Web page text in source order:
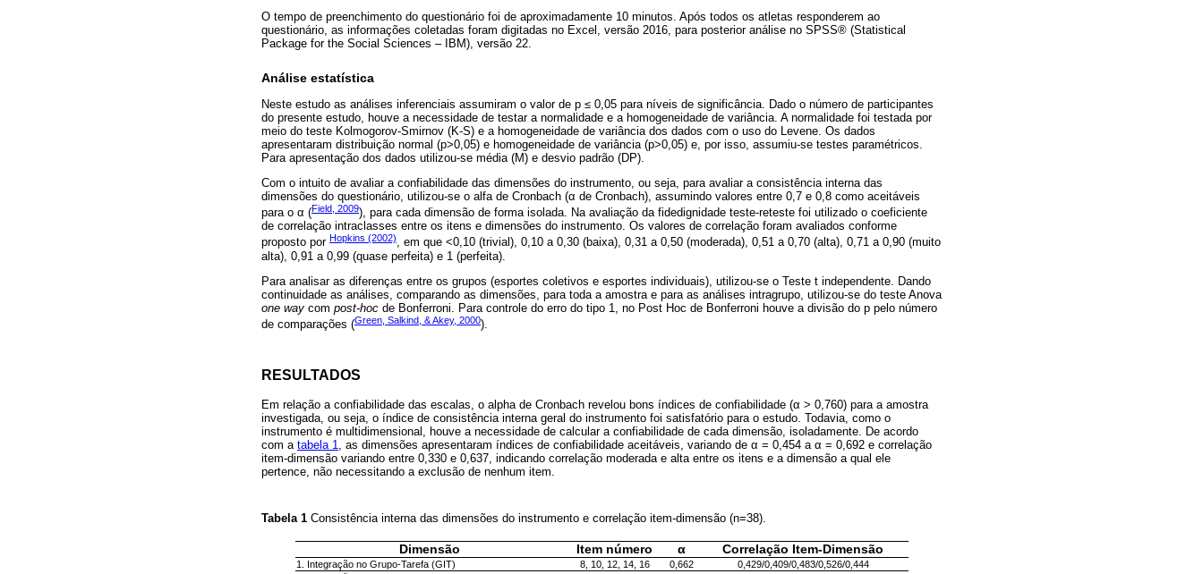
O tempo de preenchimento do questionário foi de aproximadamente 10 minutos. Após todos os atletas responderem ao
questionário, as informações coletadas foram digitadas no Excel, versão 2016, para posterior análise no SPSS® (Statistical
Package for the Social Sciences – IBM), versão 22.
Análise estatística
Neste estudo as análises inferenciais assumiram o valor de p ≤ 0,05 para níveis de significância. Dado o número de participantes
do presente estudo, houve a necessidade de testar a normalidade e a homogeneidade de variância. A normalidade foi testada por
meio do teste Kolmogorov-Smirnov (K-S) e a homogeneidade de variância dos dados com o uso do Levene. Os dados
apresentaram distribuição normal (p>0,05) e homogeneidade de variância (p>0,05) e, por isso, assumiu-se testes paramétricos.
Para apresentação dos dados utilizou-se média (M) e desvio padrão (DP).
Com o intuito de avaliar a confiabilidade das dimensões do instrumento, ou seja, para avaliar a consistência interna das
dimensões do questionário, utilizou-se o alfa de Cronbach (α de Cronbach), assumindo valores entre 0,7 e 0,8 como aceitáveis
para o α (Field, 2009), para cada dimensão de forma isolada. Na avaliação da fidedignidade teste-reteste foi utilizado o coeficiente
de correlação intraclasses entre os itens e dimensões do instrumento. Os valores de correlação foram avaliados conforme
proposto por Hopkins (2002), em que <0,10 (trivial), 0,10 a 0,30 (baixa), 0,31 a 0,50 (moderada), 0,51 a 0,70 (alta), 0,71 a 0,90 (muito
alta), 0,91 a 0,99 (quase perfeita) e 1 (perfeita).
Para analisar as diferenças entre os grupos (esportes coletivos e esportes individuais), utilizou-se o Teste t independente. Dando
continuidade as análises, comparando as dimensões, para toda a amostra e para as análises intragrupo, utilizou-se do teste Anova
one way com post-hoc de Bonferroni. Para controle do erro do tipo 1, no Post Hoc de Bonferroni houve a divisão do p pelo número
de comparações (Green, Salkind, & Akey, 2000).
RESULTADOS
Em relação a confiabilidade das escalas, o alpha de Cronbach revelou bons índices de confiabilidade (α > 0,760) para a amostra
investigada, ou seja, o índice de consistência interna geral do instrumento foi satisfatório para o estudo. Todavia, como o
instrumento é multidimensional, houve a necessidade de calcular a confiabilidade de cada dimensão, isoladamente. De acordo
com a tabela 1, as dimensões apresentaram índices de confiabilidade aceitáveis, variando de α = 0,454 a α = 0,692 e correlação
item-dimensão variando entre 0,330 e 0,637, indicando correlação moderada e alta entre os itens e a dimensão a qual ele
pertence, não necessitando a exclusão de nenhum item.
Tabela 1 Consistência interna das dimensões do instrumento e correlação item-dimensão (n=38).
Dimensão Item número α Correlação Item-Dimensão
1. Integração no Grupo-Tarefa (GIT) 8, 10, 12, 14, 16 0,662
0,429/0,409/0,483/0,526/0,444